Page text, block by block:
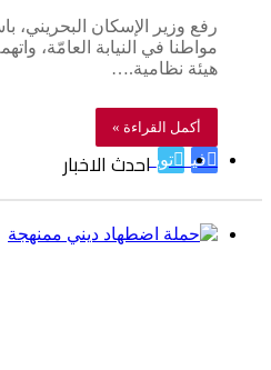
رفع وزير الإسكان
مواطنا في النيابة العامّة،
هيئة نظامية.…
أكمل القراءة »
فيسبوك
تويتراحدث الاخبار